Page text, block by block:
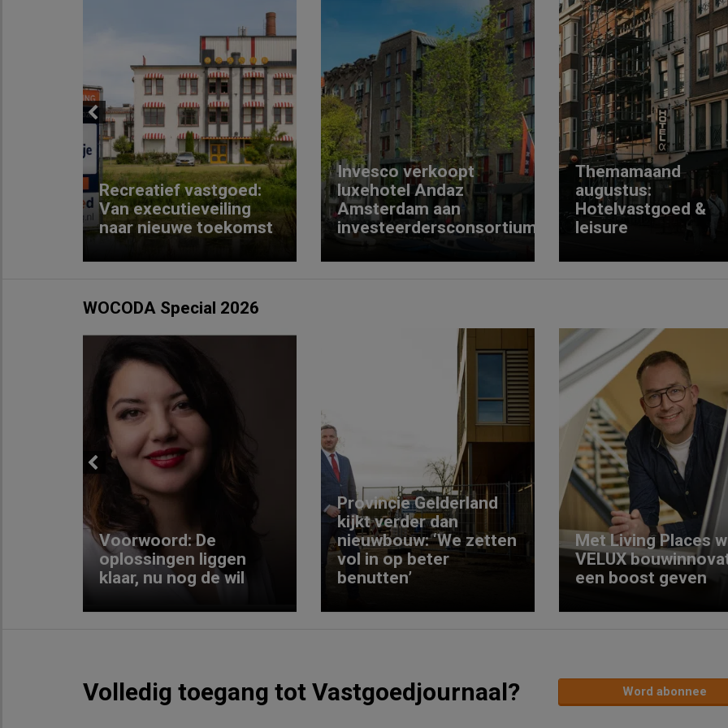
Previous
Recreatief vastgoed:
Van executieveiling
naar nieuwe toekomst
Invesco verkoopt
luxehotel Andaz
Amsterdam aan
investeerdersconsortium
Themamaand
augustus:
Hotelvastgoed &
leisure
WOCODA Special 2026
Previous
Voorwoord: De
oplossingen liggen
klaar, nu nog de wil
Provincie Gelderland
kijkt verder dan
nieuwbouw: ‘We zetten
vol in op beter
benutten’
Met Living Places
VELUX
een boost geven
Volledig toegang tot Vastgoedjournaal? Word abonnee